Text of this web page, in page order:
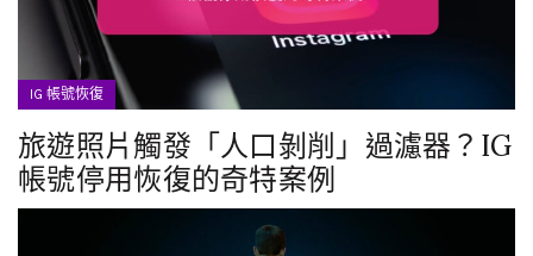
IG 帳號恢復
旅遊照片觸發「人口剝削」過濾器？IG
帳號停用恢復的奇特案例